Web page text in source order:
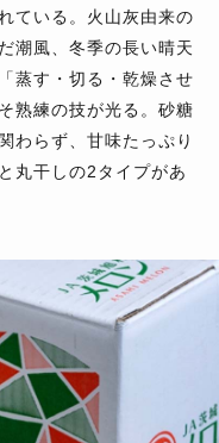
ている。火山灰由来の
潮風、冬季の長い晴天
蒸す・切る・乾燥させ
熟練の技が光る。砂糖
わらず、甘味たっぷり
丸干しの2タイプがあ